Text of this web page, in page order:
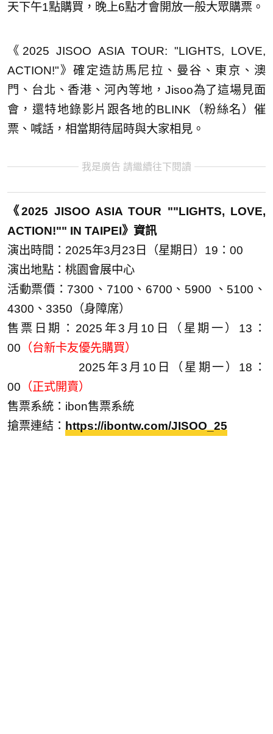
天下午1點購買，晚上6點才會開放一般大眾購票。
《2025 JISOO ASIA TOUR: "LIGHTS, LOVE,
ACTION!"》確定造訪馬尼拉、曼谷、東京、澳
門、台北、香港、河內等地，Jisoo為了這場見面
會，還特地錄影片跟各地的BLINK（粉絲名）催
票、喊話，相當期待屆時與大家相見。
我是廣告 請繼續往下閱讀
《2025 JISOO ASIA TOUR ""LIGHTS, LOVE,
ACTION!"" IN TAIPEI》資訊
演出時間：2025年3月23日（星期日）19：00
演出地點：桃園會展中心
活動票價：7300、7100、6700、5900 、5100、
4300、3350（身障席）
售票日期：2025年3月10日（星期一）13：
00 （台新卡友優先購買）
​​​​​​​ ​​​​​​​ 2025年3月10日（星期一）18：
00 （正式開賣）
售票系統：ibon售票系統
搶票連結： https://ibontw.com/JISOO_25